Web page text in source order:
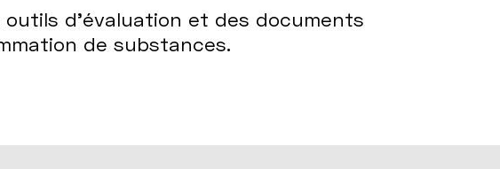
d’évaluation et des documents
de substances.